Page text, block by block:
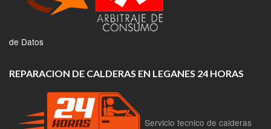
de Datos
REPARACION DE CALDERAS EN LEGANES 24 HORAS
Servicio tecnico de calderas